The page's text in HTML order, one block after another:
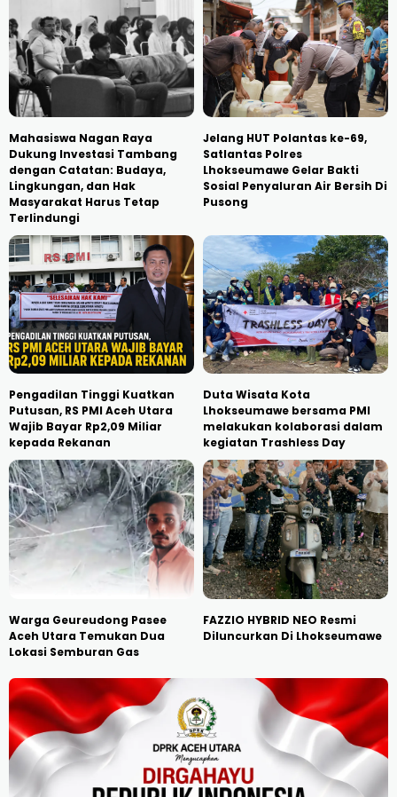
Mahasiswa Nagan Raya
Dukung Investasi Tambang
dengan Catatan: Budaya,
Lingkungan, dan Hak
Masyarakat Harus Tetap
Terlindungi
Jelang HUT Polantas ke-69,
Satlantas Polres
Lhokseumawe Gelar Bakti
Sosial Penyaluran Air Bersih Di
Pusong
Pengadilan Tinggi Kuatkan
Putusan, RS PMI Aceh Utara
Wajib Bayar Rp2,09 Miliar
kepada Rekanan
Duta Wisata Kota
Lhokseumawe bersama PMI
melakukan kolaborasi dalam
kegiatan Trashless Day
Warga Geureudong Pasee
Aceh Utara Temukan Dua
Lokasi Semburan Gas
FAZZIO HYBRID NEO Resmi
Diluncurkan Di Lhokseumawe